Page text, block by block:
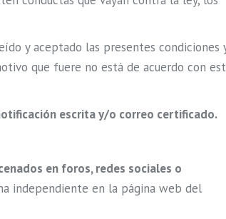
y aceptado las presentes condiciones
que fuere no está de acuerdo con
escrita y/o correo certificado.
en foros, redes sociales o
independiente en la página web del